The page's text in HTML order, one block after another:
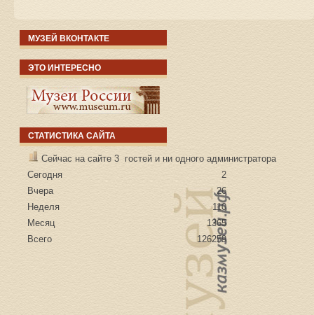
МУЗЕЙ ВКОНТАКТЕ
ЭТО ИНТЕРЕСНО
СТАТИСТИКА САЙТА
Сейчас на сайте 3 гостей и ни одного администратора
Сегодня
2
Вчера
26
Неделя
110
Месяц
1365
Всего
126259